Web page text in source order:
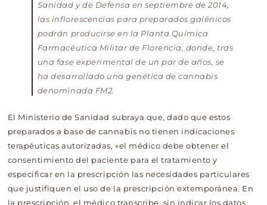
Sanidad y de Defensa en septiembre de 2014,
las inflorescencias para preparados galénicos
podrán producirse en la Planta Química
Farmacéutica Militar de Florencia, donde, tras
una fase experimental de un par de años, se
ha desarrollado una genética de cannabis
denominada FM2.
El Ministerio de Sanidad subraya que, dado que estos
preparados a base de cannabis no tienen indicaciones
terapéuticas autorizadas, «el médico debe obtener el
consentimiento del paciente para el tratamiento y
especificar en la prescripción las necesidades particulares
que justifiquen el uso de la prescripción extemporánea. En
la prescripción, el médico transcribe, sin indicar los datos